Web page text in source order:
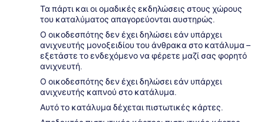
Τα πάρτι και οι ομαδικές εκδηλώσεις στους χώρους
του καταλύματος απαγορεύονται αυστηρώς.
Ο οικοδεσπότης δεν έχει δηλώσει εάν υπάρχει
ανιχνευτής μονοξειδίου του άνθρακα στο κατάλυμα –
εξετάστε το ενδεχόμενο να φέρετε μαζί σας φορητό
ανιχνευτή.
Ο οικοδεσπότης δεν έχει δηλώσει εάν υπάρχει
ανιχνευτής καπνού στο κατάλυμα.
Αυτό το κατάλυμα δέχεται πιστωτικές κάρτες.